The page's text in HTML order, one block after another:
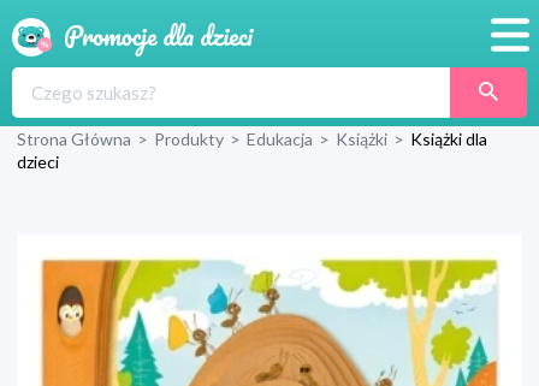
Produkty
Wyprawka
Strona Główna > Produkty > Edukacja > Książki > Książki dla
dzieci